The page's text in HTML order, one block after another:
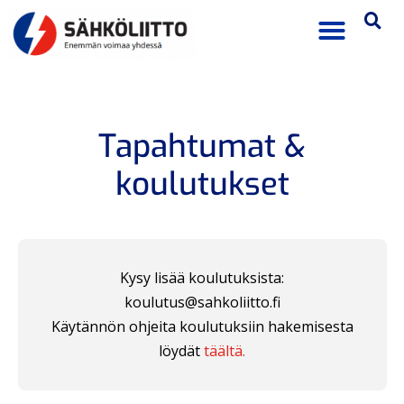
Tapahtumat &
koulutukset
Kysy lisää koulutuksista:
koulutus@sahkoliitto.fi
Käytännön ohjeita koulutuksiin hakemisesta
löydättäältä.